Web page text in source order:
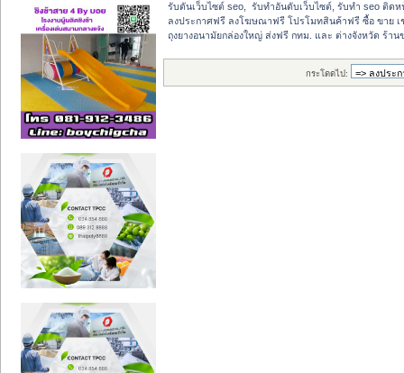
รับดันเว็บไซต์ seo,  รับทำอันดับเว็บไซต์, รับทำ seo ติดห
ลงประกาศฟรี ลงโฆษณาฟรี โปรโมทสินค้าฟรี ซื้อ ขาย เ
ถุงยางอนามัยกล่องใหญ่ ส่งฟรี กทม. และ ต่างจังหวัด ร้า
กระโดดไป: